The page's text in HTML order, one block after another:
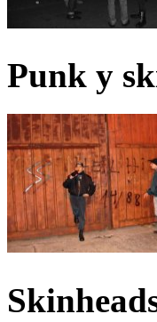
Punk y